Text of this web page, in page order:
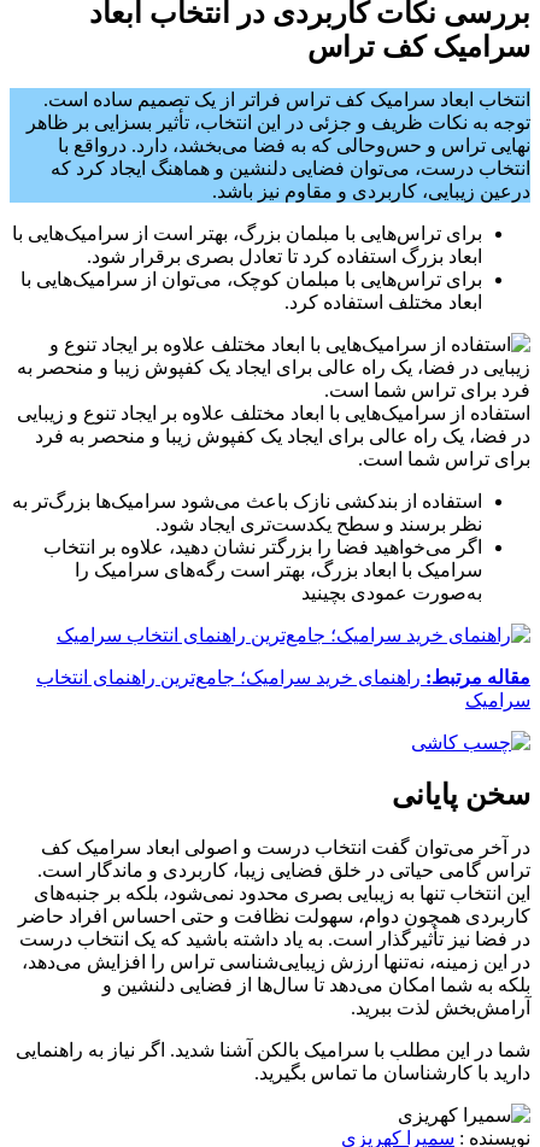
بررسی نکات کاربردی در انتخاب ابعاد
سرامیک کف تراس
انتخاب ابعاد سرامیک کف تراس فراتر از یک تصمیم ساده است.
توجه به نکات ظریف و جزئی در این انتخاب، تأثیر بسزایی بر ظاهر
نهایی تراس و حس‌وحالی که به فضا می‌بخشد، دارد. درواقع با
انتخاب درست، می‌توان فضایی دلنشین و هماهنگ ایجاد کرد که
درعین زیبایی، کاربردی و مقاوم نیز باشد.
برای تراس‌هایی با مبلمان بزرگ، بهتر است از سرامیک‌هایی با
ابعاد بزرگ استفاده کرد تا تعادل بصری برقرار شود.
برای تراس‌هایی با مبلمان کوچک، می‌توان از سرامیک‌هایی با
ابعاد مختلف استفاده کرد.
استفاده از سرامیک‌هایی با ابعاد مختلف علاوه بر ایجاد تنوع و زیبایی
در فضا، یک راه عالی برای ایجاد یک کفپوش زیبا و منحصر به فرد
برای تراس شما است.
استفاده از بندکشی نازک باعث می‌شود سرامیک‌ها بزرگ‌تر به
نظر برسند و سطح یکدست‌تری ایجاد شود.
اگر می‌خواهید فضا را بزرگتر نشان دهید، علاوه بر انتخاب
سرامیک با ابعاد بزرگ، بهتر است رگه‌های سرامیک را
به‌صورت عمودی بچینید
مقاله مرتبط: راهنمای خرید سرامیک؛ جامع‌ترین راهنمای انتخاب
سرامیک
سخن پایانی
در آخر می‌توان گفت انتخاب درست و اصولی ابعاد سرامیک کف
تراس گامی حیاتی در خلق فضایی زیبا، کاربردی و ماندگار است.
این انتخاب تنها به زیبایی بصری محدود نمی‌شود، بلکه بر جنبه‌های
کاربردی همچون دوام، سهولت نظافت و حتی احساس افراد حاضر
در فضا نیز تأثیرگذار است. به یاد داشته باشید که یک انتخاب درست
در این زمینه، نه‌تنها ارزش زیبایی‌شناسی تراس را افزایش می‌دهد،
بلکه به شما امکان می‌دهد تا سال‌ها از فضایی دلنشین و
آرامش‌بخش لذت ببرید.
شما در این مطلب با سرامیک بالکن آشنا شدید. اگر نیاز به راهنمایی
دارید با کارشناسان ما تماس بگیرید.
نویسنده : سمیرا کهریزی